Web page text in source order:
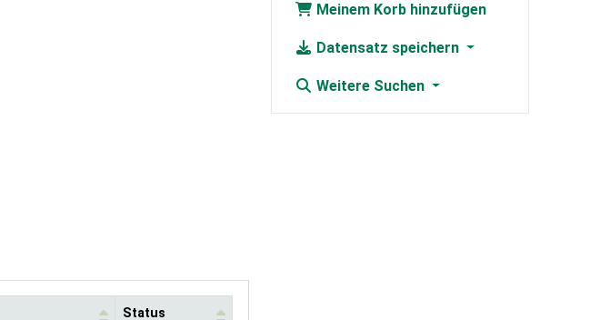
Status
Meinem Korb hinzufügen
Datensatz speichern
Weitere Suchen